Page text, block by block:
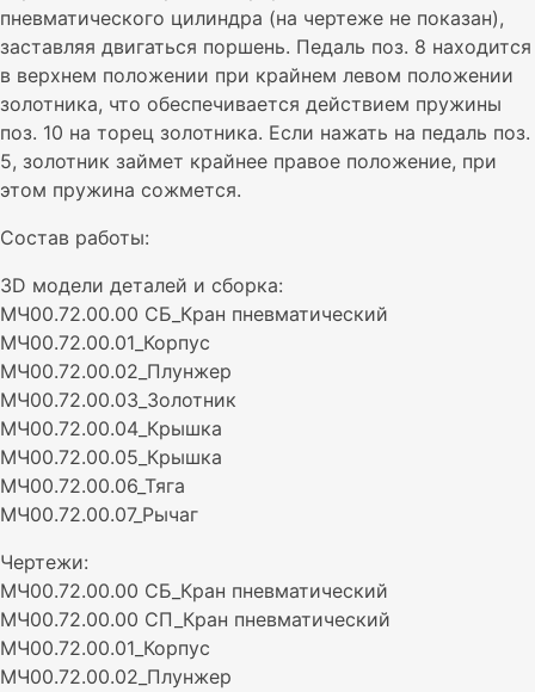
пневматического цилиндра (на чертеже не показан),
заставляя двигаться поршень. Педаль поз. 8 находится
в верхнем положении при крайнем левом положении
золотника, что обеспечивается действием пружины
поз. 10 на торец золотника. Если нажать на педаль поз.
5, золотник займет крайнее правое положение, при
этом пружина сожмется.
Состав работы:
3D модели деталей и сборка:
МЧ00.72.00.00 СБ_Кран пневматический
МЧ00.72.00.01_Корпус
МЧ00.72.00.02_Плунжер
МЧ00.72.00.03_Золотник
МЧ00.72.00.04_Крышка
МЧ00.72.00.05_Крышка
МЧ00.72.00.06_Тяга
МЧ00.72.00.07_Рычаг
Чертежи:
МЧ00.72.00.00 СБ_Кран пневматический
МЧ00.72.00.00 СП_Кран пневматический
МЧ00.72.00.01_Корпус
МЧ00.72.00.02_Плунжер